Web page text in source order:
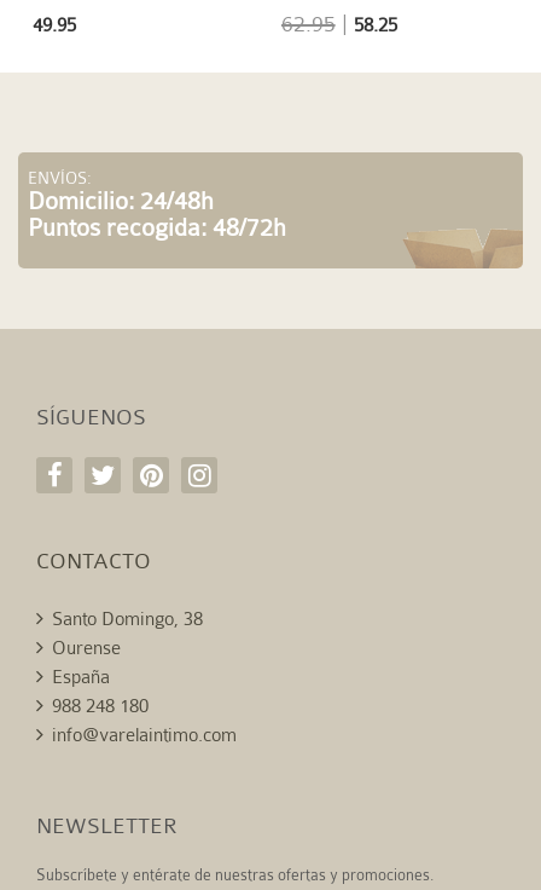
62.95| 58.25
49.95
ENVÍOS:
Domicilio: 24/48h
Puntos recogida: 48/72h
SÍGUENOS
CONTACTO
Santo Domingo, 38
Ourense
España
988 248 180
info@varelaintimo.com
NEWSLETTER
Subscríbete y entérate de nuestras ofertas y promociones.